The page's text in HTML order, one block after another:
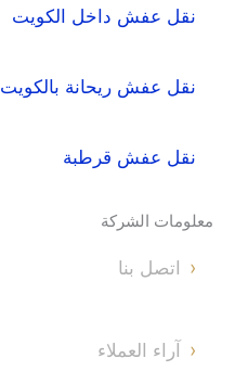
نقل عفش داخل الكويت
نقل عفش ريحانة بالكويت
نقل عفش قرطبة
معلومات الشركة
اتصل بنا
آراء العملاء